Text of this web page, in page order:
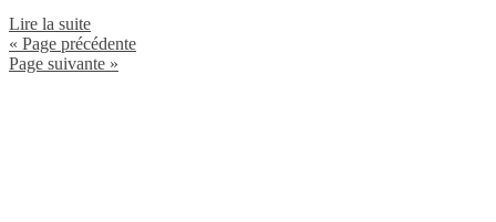
Lire la suite
« Page précédente
Page suivante »